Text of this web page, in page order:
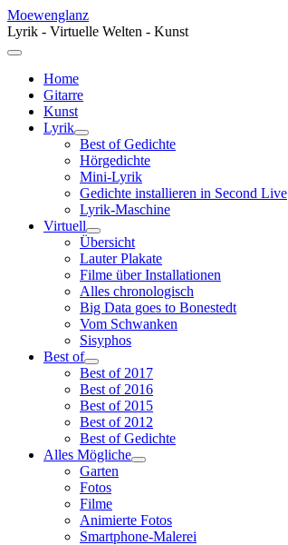
Moewenglanz
Lyrik - Virtuelle Welten - Kunst
Home
Gitarre
Kunst
Lyrik
Best of Gedichte
Hörgedichte
Mini-Lyrik
Gedichte installieren in Second Live
Lyrik-Maschine
Virtuell
Übersicht
Lauter Plakate
Filme über Installationen
Alles chronologisch
Big Data goes to Bonestedt
Vom Schwanken
Sisyphos
Best of
Best of 2017
Best of 2016
Best of 2015
Best of 2012
Best of Gedichte
Alles Mögliche
Garten
Fotos
Filme
Animierte Fotos
Smartphone-Malerei